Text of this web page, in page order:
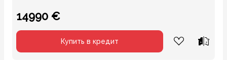
14990 €
Купить в кредит